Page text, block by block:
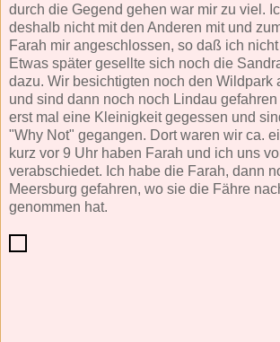
durch die Gegend gehen war mir zu viel.
deshalb nicht mit den Anderen mit und
Farah mir angeschlossen, so daß ich
Etwas später gesellte sich noch die
dazu. Wir besichtigten noch den Wildpark
und sind dann noch noch Lindau
erst mal eine Kleinigkeit gegessen und
"Why Not" gegangen. Dort waren wir ca.
kurz vor 9 Uhr haben Farah und ich uns
verabschiedet. Ich habe die Farah, dann
Meersburg gefahren, wo sie die Fähre
genommen hat.